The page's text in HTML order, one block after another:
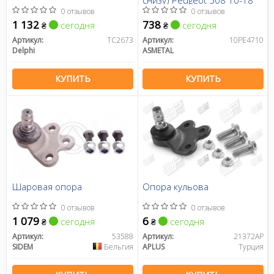
0 отзывов
1 132 ₴ сегодня
Артикул:
TC2673
Delphi
КУПИТЬ
0 отзывов
738 ₴ сегодня
Артикул:
10PE4710
ASMETAL
КУПИТЬ
Шаровая опора
0 отзывов
1 079 ₴ сегодня
Артикул:
53588
SIDEM
Бельгия
Опора кульова
0 отзывов
6 ₴ сегодня
Артикул:
21372AP
APLUS
Турция